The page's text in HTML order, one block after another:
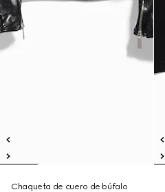
Chaqueta de cuero de búfalo